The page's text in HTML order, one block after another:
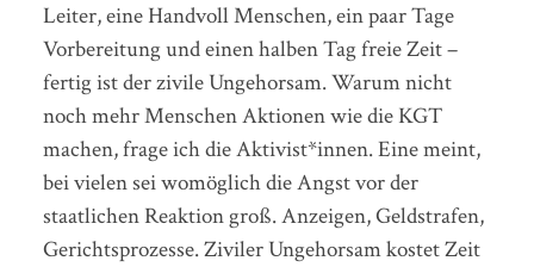
Leiter, eine Handvoll Menschen, ein paar Tage
Vorbereitung und einen halben Tag freie Zeit –
fertig ist der zivile Ungehorsam. Warum nicht
noch mehr Menschen Aktionen wie die KGT
machen, frage ich die Aktivist*innen. Eine meint,
bei vielen sei womöglich die Angst vor der
staatlichen Reaktion groß. Anzeigen, Geldstrafen,
Gerichtsprozesse. Ziviler Ungehorsam kostet Zeit